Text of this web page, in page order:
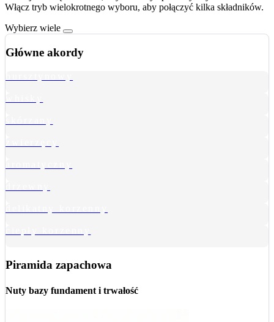
Włącz tryb wielokrotnego wyboru, aby połączyć kilka składników.
Wybierz wiele
Główne akordy
Piramida zapachowa
Nuty bazy fundament i trwałość